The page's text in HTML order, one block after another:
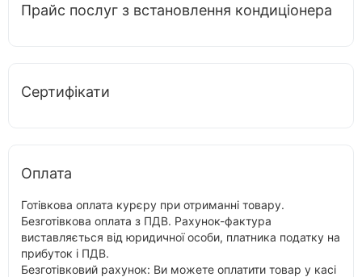
Прайс послуг з встановлення кондиціонера
Сертифікати
Оплата
Готівкова оплата курєру при отриманні товару.
Безготівкова оплата з ПДВ. Рахунок-фактура
виставляється від юридичної особи, платника податку на
прибуток і ПДВ.
Безготівковий рахунок: Ви можете оплатити товар у касі